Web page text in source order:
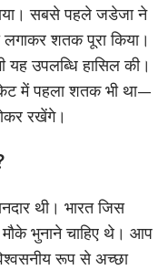
सबसे पहले जडेजा ने
शतक पूरा किया।
उपलब्धि हासिल की।
में पहला शतक भी था—
रखेंगे।
थी। भारत जिस
भुनाने चाहिए थे। आप
रूप से अच्छा